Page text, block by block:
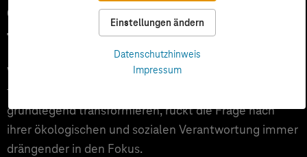
Einstellungen ändern
Datenschutzhinweis
Impressum
das ESG-Management
transformiert
Während künstliche Intelligenz und die
fortschreitende Digitalisierung unsere Gesellschaft
grundlegend transformieren, rückt die Frage nach
ihrer ökologischen und sozialen Verantwortung immer
drängender in den Fokus.